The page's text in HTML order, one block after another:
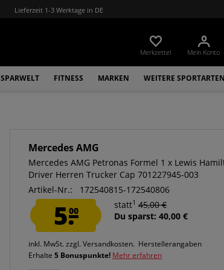
Lieferzeit 1-3 Werktage in DE
Merkzettel Mein Konto
SPARWELT FITNESS MARKEN WEITERE SPORTARTEN
Mercedes AMG
Mercedes AMG Petronas Formel 1 x Lewis
Driver Herren Trucker Cap 701227945-003
Artikel-Nr.:
172540815-172540806
5.00
statt1 45,00 €
Du sparst: 40,00 €
inkl. MwSt.zzgl. Versandkosten. Herstellerangaben
Erhalte5 Bonuspunkte! Mehr erfahren